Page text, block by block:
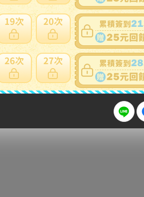
ピースEX 悪魔を宿す